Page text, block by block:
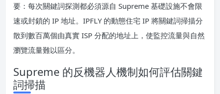
要：每次關鍵詞探測都必須源自 Supreme 基礎設施不會限
速或封鎖的 IP 地址。IPFLY 的動態住宅 IP 將關鍵詞掃描分
散到數百萬個由真實 ISP 分配的地址上，使監控流量與自然
瀏覽流量難以區分。
Supreme 的反機器人機制如何評估關鍵
詞掃描